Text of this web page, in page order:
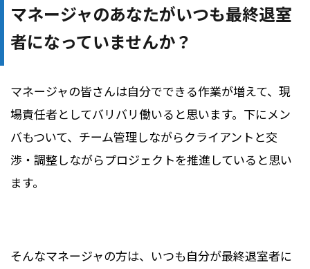
マネージャのあなたがいつも最終退室
者になっていませんか？
マネージャの皆さんは自分でできる作業が増えて、現
場責任者としてバリバリ働いると思います。下にメン
バもついて、チーム管理しながらクライアントと交
渉・調整しながらプロジェクトを推進していると思い
ます。
そんなマネージャの方は、いつも自分が最終退室者に